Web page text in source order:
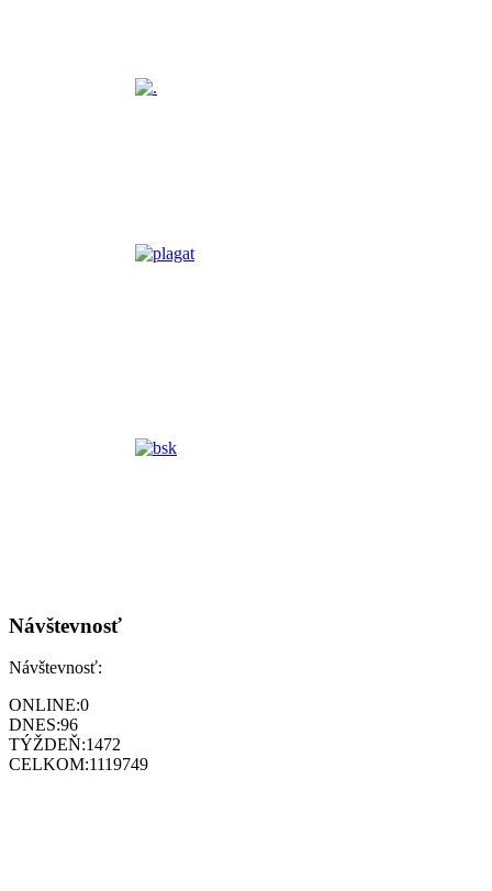
Návštevnosť
Návštevnosť:
ONLINE:0
DNES:96
TÝŽDEŇ:1472
CELKOM:1119749